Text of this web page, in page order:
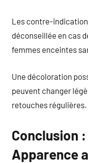
Les contre-
déconseillée en cas
femmes enceintes
Une décoloration
peuvent changer
retouches régulières.
Conclusion
Apparence